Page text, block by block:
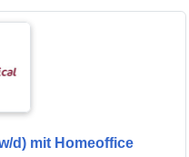
d) mit Homeoffice